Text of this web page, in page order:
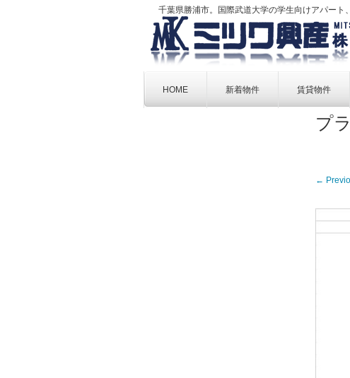
千葉県勝浦市。国際武道大学の学生向けアパート
contentHOME 新着物件 賃貸物件
賃貸物
プ
←